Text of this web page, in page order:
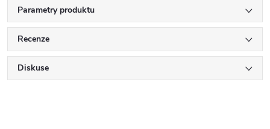
Parametry produktu
Recenze
Diskuse